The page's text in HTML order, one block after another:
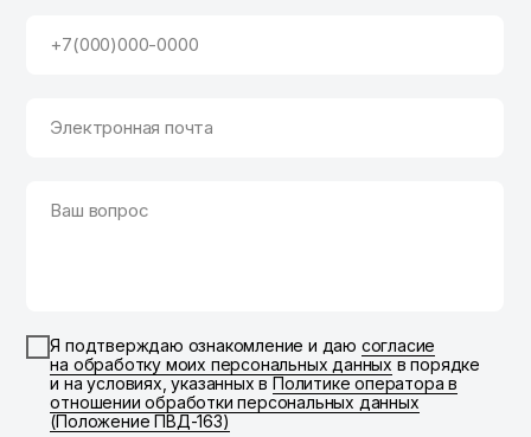
+7(000)000-0000
Электронная почта
Ваш вопрос
Я подтверждаю ознакомление и даю согласие
на обработку моих персональных данных в порядке
и на условиях, указанных в Политике оператора в
отношении обработки персональных данных
(Положение ПВД-163)